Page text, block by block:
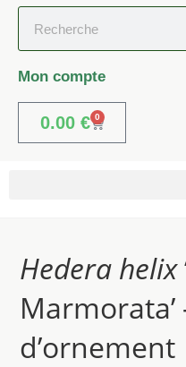
Mon compte
0.00 € 0
Hedera helix
Marmorata’
d’ornement